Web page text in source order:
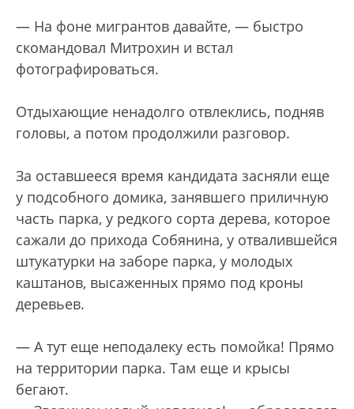
— На фоне мигрантов давайте, — быстро
скомандовал Митрохин и встал
фотографироваться.
Отдыхающие ненадолго отвлеклись, подняв
головы, а потом продолжили разговор.
За оставшееся время кандидата засняли еще
у подсобного домика, занявшего приличную
часть парка, у редкого сорта дерева, которое
сажали до прихода Собянина, у отвалившейся
штукатурки на заборе парка, у молодых
каштанов, высаженных прямо под кроны
деревьев.
— А тут еще неподалеку есть помойка! Прямо
на территории парка. Там еще и крысы
бегают.